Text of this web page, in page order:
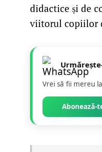
didactice și de
viitorul copiilor
Vrei să fii mereu
Abonează-